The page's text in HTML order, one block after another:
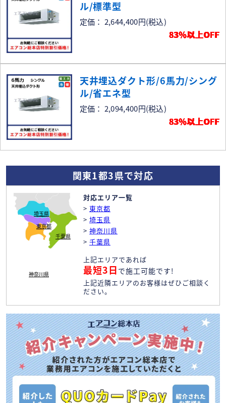
ル/標準型
定価： 2,644,400円(税込)
83％以上OFF
天井埋込ダクト形/6馬力/シング
ル/省エネ型
定価： 2,094,400円(税込)
83％以上OFF
関東1都3県で対応
東京都
埼玉県
神奈川県
千葉県
対応エリア一覧
> 東京都
> 埼玉県
> 神奈川県
> 千葉県
上記エリアであれば
最短3日 で施工可能です!
上記近隣エリアのお客様はぜひご相談く
ださい。